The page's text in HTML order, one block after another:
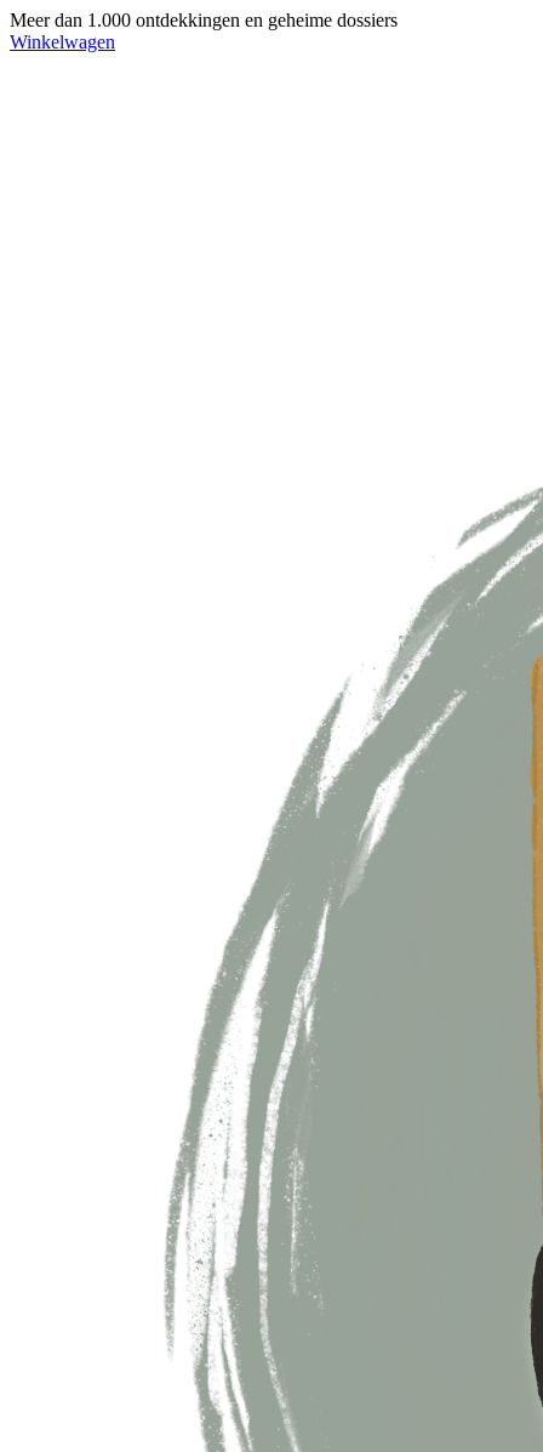
Meer dan 1.000 ontdekkingen en geheime dossiers
Winkelwagen